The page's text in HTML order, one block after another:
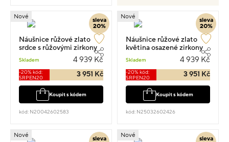
sleva
20%
Nové
Náušnice růžové zlato
srdce s růžovými zirkony
visací 1.4cm 1.05g
Skladem 4 939 Kč
-20% kód:
SRPEN20
3 951 Kč
Koupit s kódem
kód: N20042602583
sleva
20%
Nové
Náušnice růžové zlato
květina osazené zirkony
visací 1.5cm 1.05g
Skladem 4 939 Kč
-20% kód:
SRPEN20
3 951 Kč
Koupit s kódem
kód: N25032602426
sleva
Nové
sleva
Nové